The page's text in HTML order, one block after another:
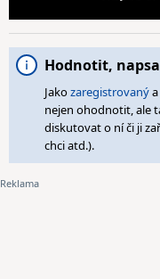
Hodnotit,
Jakozaregistrovanýa
nejen ohodnotit, ale
diskutovat o ní či ji
chci atd.).